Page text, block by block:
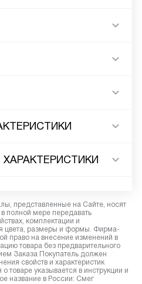
представленные на Сайте, носят
полной мере передавать
комплектации и
цвета, размеры и формы. Фирма-
право на внесение изменений в
товара без предварительного
Заказа Покупатель должен
свойств и характеристик
указывается в инструкции и
название в России: Смег